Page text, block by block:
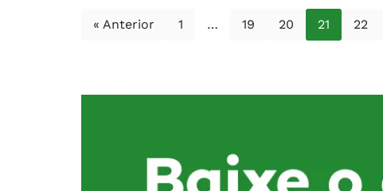
« Anterior 1 … 19 20 21 22